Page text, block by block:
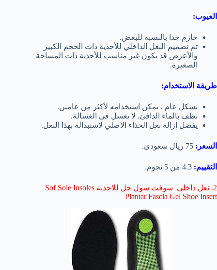
العيوب:
حازم جدا بالنسبة للبعض.
تم تصميم النعل الداخلي للأحذية ذات الحجم الكبير
والأعرض قد يكون غير مناسب للأحذية ذات المساحة
الصغيرة.
طريقة الاستخدام:
بشكل عام ، يمكن استخدامه لأكثر من عامين.
نظف بالماء الدافئ. لا يغسل في الغسالة.
يفضل إزالة نعل الحذاء الاصلي لاستبداله بهذا النعل.
السعر: 75 ريال سعودي.
التقييم: 4.3 من 5 نجوم.
2. نعل داخلي سوفت سول جل للاحذية Sof Sole Insoles
Plantar Fascia Gel Shoe Insert